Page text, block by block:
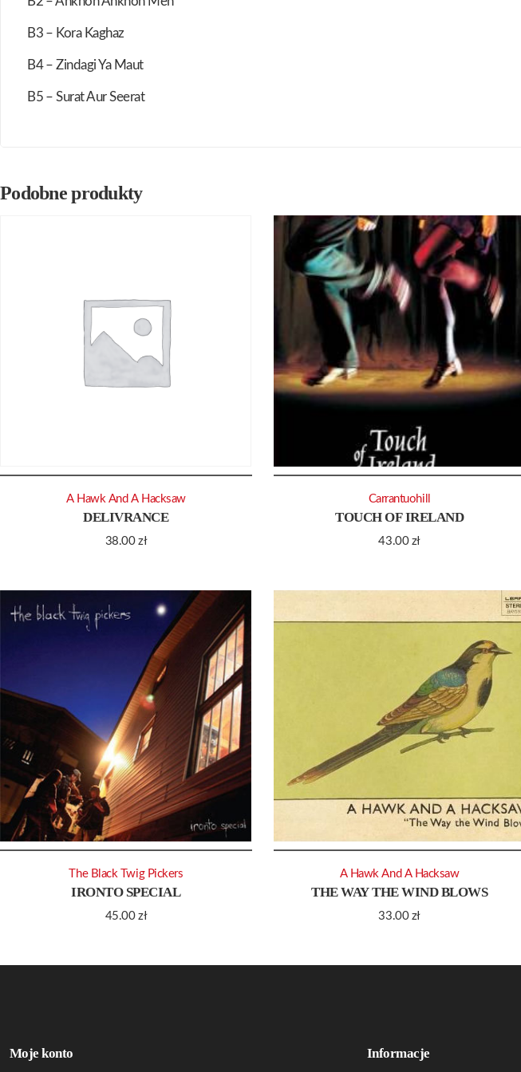
B3 – Kora Kaghaz
B4 – Zindagi Ya Maut
B5 – Surat Aur Seerat
Podobne produkty
DELIVRANCE
38.00zł
A Hawk And A Hacksaw
TOUCH OF IRELAND
43.00 zł
Carrantuohill
IRONTO SPECIAL
45.00zł
The Black Twig Pickers
THE WAY THE WIND BLOWS
33.00 zł
A Hawk And A Hacksaw
Moje konto Informacje